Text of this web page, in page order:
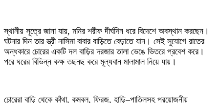
স্থানীয় সূত্রে জানা যায়, মনির শরীফ দীর্ঘদিন ধরে বিদেশে অবস্থান করছেন।
ঘটনার দিন তার স্ত্রী নাসিমা বাবার বাড়িতে বেড়াতে যান। সেই সুযোগে রাতের
অন্ধকারে চোরের একটি দল বাড়ির দরজার তালা ভেঙে ভিতরে প্রবেশ করে।
পরে ঘরের বিভিন্ন কক্ষ তছনছ করে মূল্যবান মালামাল নিয়ে যায়।
চোরেরা বাড়ি থেকে কাঁথা, কম্বল, ফ্রিজ, হাড়ি–পাতিলসহ প্রয়োজনীয়